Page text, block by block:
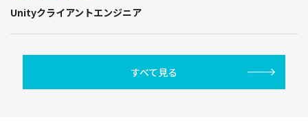
Unityクライアントエンジニア
すべて見る